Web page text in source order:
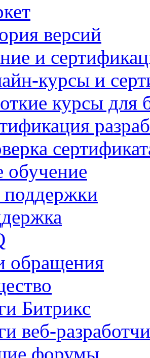
версий
и
курсы и
курсы для
обращения
Битрикс
веб-